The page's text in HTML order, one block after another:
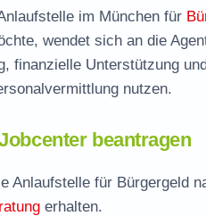
im München für
wendet sich an die
finanzielle Unterstützung
nutzen.
beantragen
Anlaufstelle für Bürgergeld
erhalten.